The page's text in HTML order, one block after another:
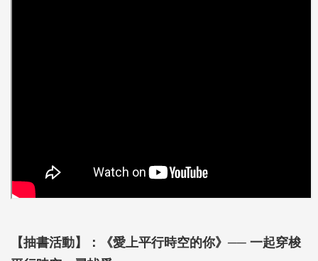
【抽書活動】：《愛上平行時空的你》── 一起穿梭